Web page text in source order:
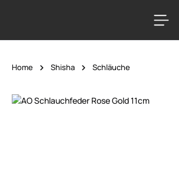
Home Shisha Schläuche
Bildergalerie überspringen